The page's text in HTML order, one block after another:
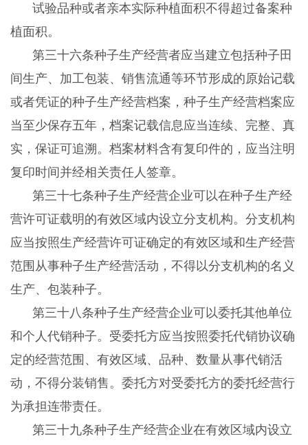
试验品种或者亲本实际种植面积不得超过备案种
植面积。
第三十六条种子生产经营者应当建立包括种子田
间生产、加工包装、销售流通等环节形成的原始记载
或者凭证的种子生产经营档案，种子生产经营档案应
当至少保存五年，档案记载信息应当连续、完整、真
实，保证可追溯。档案材料含有复印件的，应当注明
复印时间并经相关责任人签章。
第三十七条种子生产经营企业可以在种子生产经
营许可证载明的有效区域内设立分支机构。分支机构
应当按照生产经营许可证确定的有效区域和生产经营
范围从事种子生产经营活动，不得以分支机构的名义
生产、包装种子。
第三十八条种子生产经营企业可以委托其他单位
和个人代销种子。受委托方应当按照委托代销协议确
定的经营范围、有效区域、品种、数量从事代销活
动，不得分装销售。委托方对受委托方的委托经营行
为承担连带责任。
第三十九条种子生产经营企业在有效区域内设立